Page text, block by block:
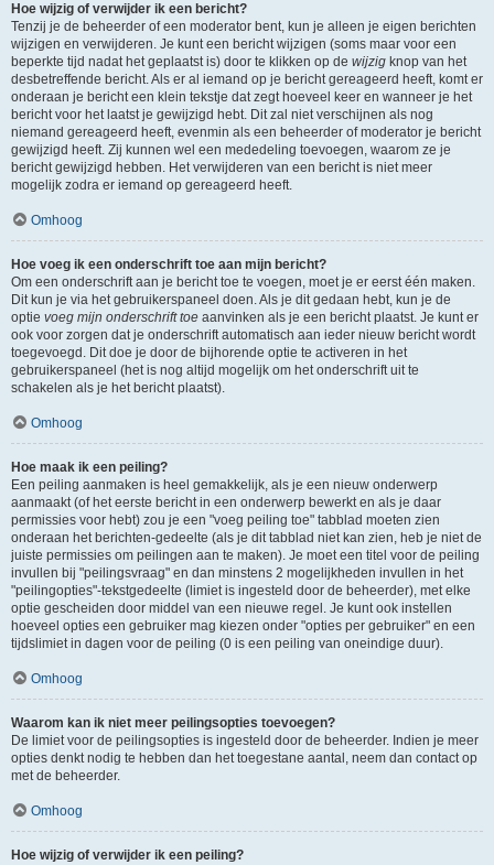
Hoe wijzig of verwijder ik een bericht?
Tenzij je de beheerder of een moderator bent, kun je alleen je eigen berichten
wijzigen en verwijderen. Je kunt een bericht wijzigen (soms maar voor een
beperkte tijd nadat het geplaatst is) door te klikken op de wijzig knop van het
desbetreffende bericht. Als er al iemand op je bericht gereageerd heeft, komt er
onderaan je bericht een klein tekstje dat zegt hoeveel keer en wanneer je het
bericht voor het laatst je gewijzigd hebt. Dit zal niet verschijnen als nog
niemand gereageerd heeft, evenmin als een beheerder of moderator je bericht
gewijzigd heeft. Zij kunnen wel een mededeling toevoegen, waarom ze je
bericht gewijzigd hebben. Het verwijderen van een bericht is niet meer
mogelijk zodra er iemand op gereageerd heeft.
Omhoog
Hoe voeg ik een onderschrift toe aan mijn bericht?
Om een onderschrift aan je bericht toe te voegen, moet je er eerst één maken.
Dit kun je via het gebruikerspaneel doen. Als je dit gedaan hebt, kun je de
optie voeg mijn onderschrift toe aanvinken als je een bericht plaatst. Je kunt er
ook voor zorgen dat je onderschrift automatisch aan ieder nieuw bericht wordt
toegevoegd. Dit doe je door de bijhorende optie te activeren in het
gebruikerspaneel (het is nog altijd mogelijk om het onderschrift uit te
schakelen als je het bericht plaatst).
Omhoog
Hoe maak ik een peiling?
Een peiling aanmaken is heel gemakkelijk, als je een nieuw onderwerp
aanmaakt (of het eerste bericht in een onderwerp bewerkt en als je daar
permissies voor hebt) zou je een "voeg peiling toe" tabblad moeten zien
onderaan het berichten-gedeelte (als je dit tabblad niet kan zien, heb je niet de
juiste permissies om peilingen aan te maken). Je moet een titel voor de peiling
invullen bij "peilingsvraag" en dan minstens 2 mogelijkheden invullen in het
"peilingopties"-tekstgedeelte (limiet is ingesteld door de beheerder), met elke
optie gescheiden door middel van een nieuwe regel. Je kunt ook instellen
hoeveel opties een gebruiker mag kiezen onder "opties per gebruiker" en een
tijdslimiet in dagen voor de peiling (0 is een peiling van oneindige duur).
Omhoog
Waarom kan ik niet meer peilingsopties toevoegen?
De limiet voor de peilingsopties is ingesteld door de beheerder. Indien je meer
opties denkt nodig te hebben dan het toegestane aantal, neem dan contact op
met de beheerder.
Omhoog
Hoe wijzig of verwijder ik een peiling?